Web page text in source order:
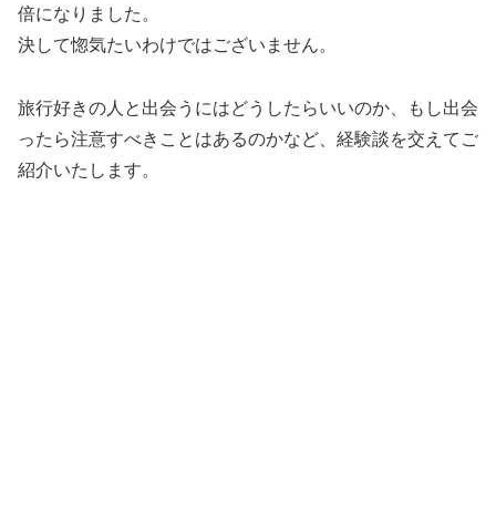
倍になりました。
決して惚気たいわけではございません。
旅行好きの人と出会うにはどうしたらいいのか、もし出会
ったら注意すべきことはあるのかなど、経験談を交えてご
紹介いたします。